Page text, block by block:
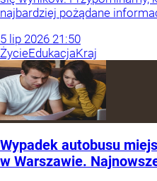
najbardziej pożądane
5 lip 2026 21:50
ŻycieEdukacjaKraj
Wypadek autobusu
w Warszawie.